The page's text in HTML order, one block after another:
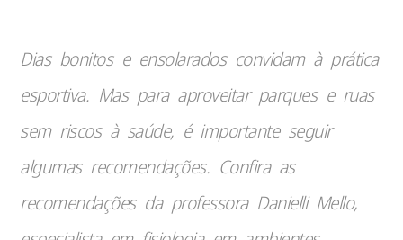
Dias bonitos e ensolarados convidam à prática
esportiva. Mas para aproveitar parques e ruas
sem riscos à saúde, é importante seguir
algumas recomendações. Confira as
recomendações da professora Danielli Mello,